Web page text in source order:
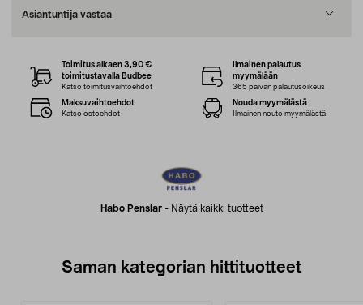
Asiantuntija vastaa
Habo Penslar- Näytä kaikki tuotteet
Toimitus alkaen 3,90 €
toimitustavalla Budbee
Katso toimitusvaihtoehdot
Ilmainen palautus
myymälään
365 päivän palautusoikeus
Maksuvaihtoehdot
Katso ostoehdot
Nouda myymälästä
Ilmainen nouto myymälästä
Saman kategorian hittituotteet